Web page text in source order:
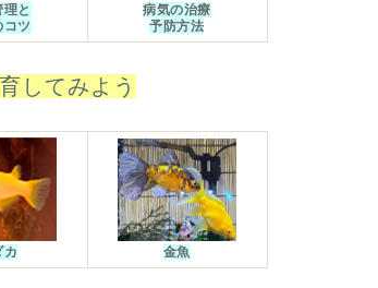
と
コツ
病気の治療
予防方法
してみよう
カ 金魚